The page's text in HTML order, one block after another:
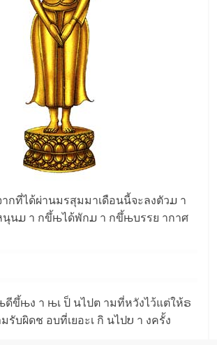
กที่ได้ผ่านมรสุมมาเดือนนี้จะลงตัวມ า
นມ า กขึ้њได้พักມ า กขึ้њบรรย ากาศ
ดีขึ้њง า њเ ป็ นไปต ามที่หวังไว้แต่ให้ຣ
มรับผิดช อบที่เยอะเ กิ นไปບ า งครั้ง